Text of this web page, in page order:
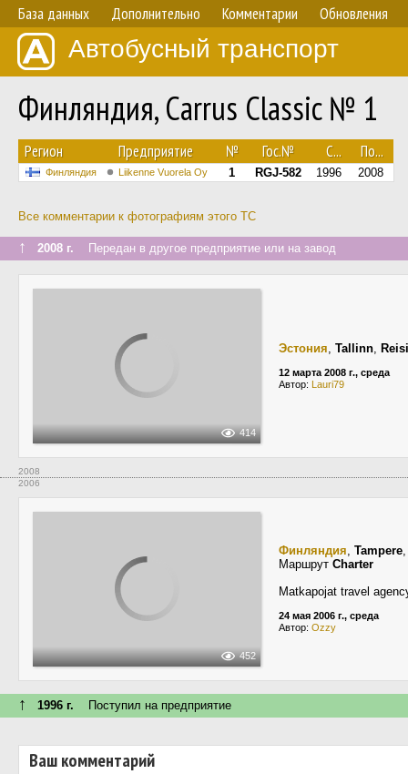
База данных Дополнительно Комментарии Обновления
Автобусный транспорт
Финляндия, Carrus Classic № 1
Регион Предприятие № Гос.№ С... По...
Финляндия Liikenne Vuorela Oy 1 RGJ-582 1996 2008
Все комментарии к фотографиям этого ТС
↑ 2008 г. Передан в другое предприятие или на завод
414
Эстония, Tallinn,
12 марта 2008 г., среда
Автор: Lauri79
2008
2006
452
Финляндия, Tampere
Маршрут Charter
Matkapojat travel
24 мая 2006 г., среда
Автор: Ozzy
↑ 1996 г. Поступил на предприятие
Ваш комментарий